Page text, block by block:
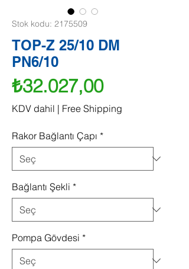
Stok kodu: 2175509
TOP-Z 25/10 DM
PN6/10
₺32.027,00Fiyat
KDV dahil | Free Shipping
Rakor Bağlantı Çapı *
Bağlantı Şekli *
Pompa Gövdesi *